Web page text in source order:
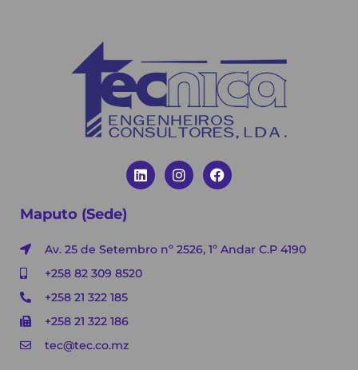
Maputo (Sede)
Av. 25 de Setembro nº 2526, 1º Andar C.P 4190
+258 82 309 8520
+258 21 322 185
+258 21 322 186
tec@tec.co.mz